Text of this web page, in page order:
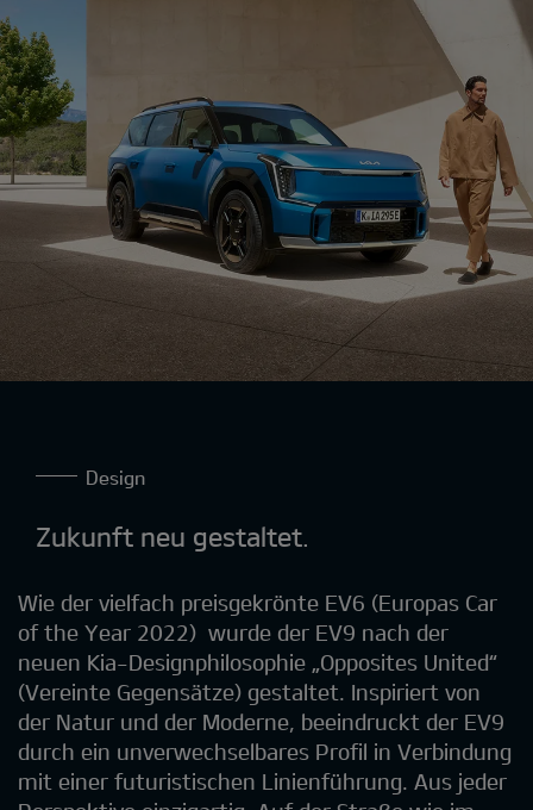
Design
Zukunft neu gestaltet.
Wie der vielfach preisgekrönte EV6 (Europas Car
of the Year 2022) wurde der EV9 nach der
neuen Kia-Designphilosophie „Opposites United“
(Vereinte Gegensätze) gestaltet. Inspiriert von
der Natur und der Moderne, beeindruckt der EV9
durch ein unverwechselbares Profil in Verbindung
mit einer futuristischen Linienführung. Aus jeder